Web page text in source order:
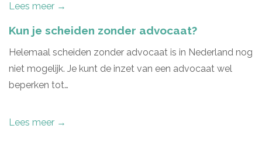
Lees meer →
Kun je scheiden zonder advocaat?
Helemaal scheiden zonder advocaat is in Nederland nog
niet mogelijk. Je kunt de inzet van een advocaat wel
beperken tot…
Lees meer →